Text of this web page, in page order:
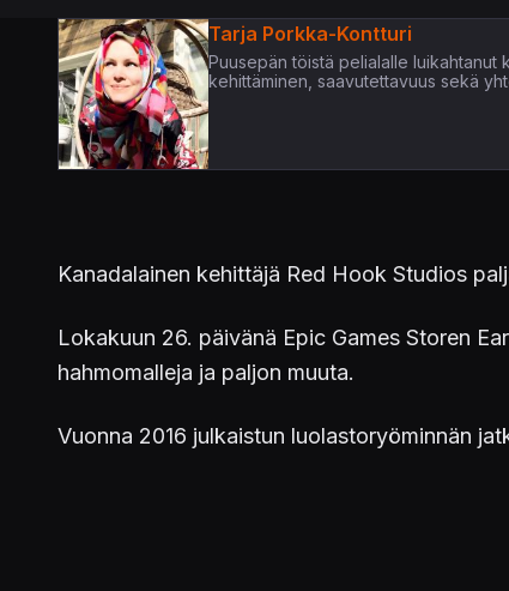
Tarja Porkka-Kontturi
Puusepän töistä pelialalle luikahtanut
kehittäminen, saavutettavuus sekä
Kanadalainen kehittäjä Red Hook Studios
Lokakuun 26. päivänä Epic Games Storen
hahmomalleja ja paljon muuta.
Vuonna 2016 julkaistun luolastoryöminnän